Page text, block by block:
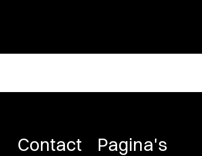
Contact Pagina's